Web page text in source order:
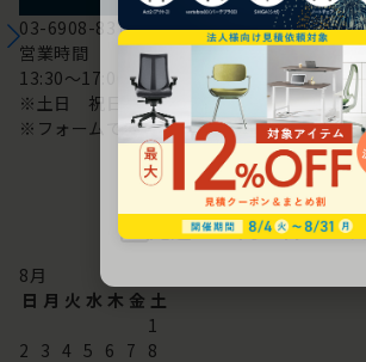
03-6908-8370
営業時間
13:30～17:00
※土日 祝日は休み
※フォームでのお問い合わせは24時間対応し
配送・お問い合わせ
8月
日 月 火 水 木 金 土
1
2 3 4 5 6 7 8